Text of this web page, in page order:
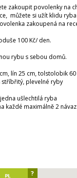
zakoupit povolenky na
můžete si užít klidu
zakoupená na
100 Kč/ den.
rybu s sebou domů.
lín 25 cm, tolstolobik
plevelné ryby
ušlechtilá ryba
každé maximálně 2
?